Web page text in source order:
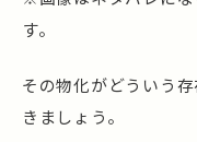
す。
その物化がどういう
きましょう。